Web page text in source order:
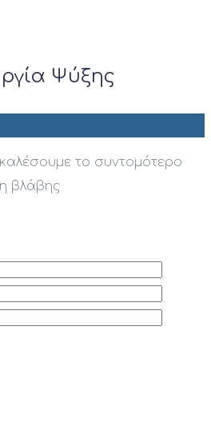
Ψύξης
το συντομότερο
βλάβης